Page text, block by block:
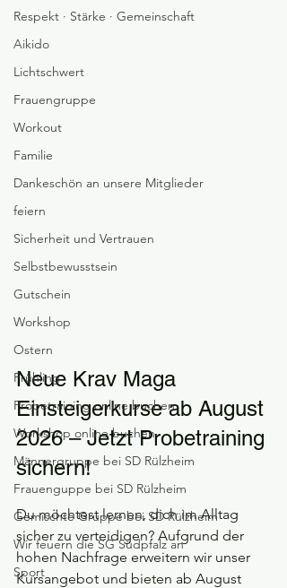
Respekt · Stärke · Gemeinschaft
Aikido
Lichtschwert
Frauengruppe
Workout
Familie
Dankeschön an unsere Mitglieder
feiern
Sicherheit und Vertrauen
Selbstbewusstsein
Gutschein
Workshop
Ostern
Frühling
Probetraining online buchen
Workshop online buchen
Männergruppe bei SD Rülzheim
Frauenguppe bei SD Rülzheim
Gemischte Gruppe bei SD Rülzheim
Wir feuern die SG Südpfalz an
Sport
Neue Krav Maga
Einsteigerkurse ab August
2026 – Jetzt Probetraining
sichern!
Du möchtest lernen, dich im Alltag
sicher zu verteidigen? Aufgrund der
hohen Nachfrage erweitern wir unser
Kursangebot und bieten ab August